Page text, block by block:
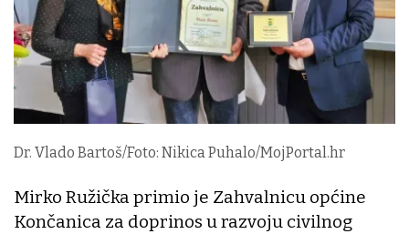
Dr. Vlado Bartoš/Foto: Nikica Puhalo/MojPortal.hr
Mirko Ružička primio je Zahvalnicu općine
Končanica za doprinos u razvoju civilnog